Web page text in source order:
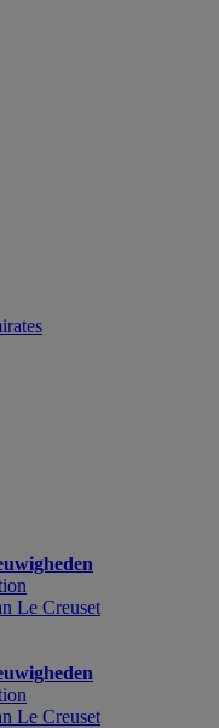
Le Creuset
Le Creuset